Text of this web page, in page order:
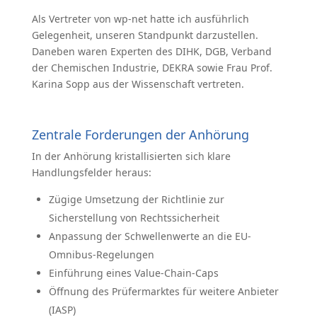
Als Vertreter von wp-net hatte ich ausführlich
Gelegenheit, unseren Standpunkt darzustellen.
Daneben waren Experten des DIHK, DGB, Verband
der Chemischen Industrie, DEKRA sowie Frau Prof.
Karina Sopp aus der Wissenschaft vertreten.
Zentrale Forderungen der Anhörung
In der Anhörung kristallisierten sich klare
Handlungsfelder heraus:
Zügige Umsetzung der Richtlinie zur
Sicherstellung von Rechtssicherheit
Anpassung der Schwellenwerte an die EU-
Omnibus-Regelungen
Einführung eines Value-Chain-Caps
Öffnung des Prüfermarktes für weitere Anbieter
(IASP)